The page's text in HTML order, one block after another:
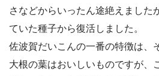
さなどからいったん途絶えました
ていた種子から復活しました。
佐波賀だいこんの一番の特徴は、
大根の葉はおいしいものですが、